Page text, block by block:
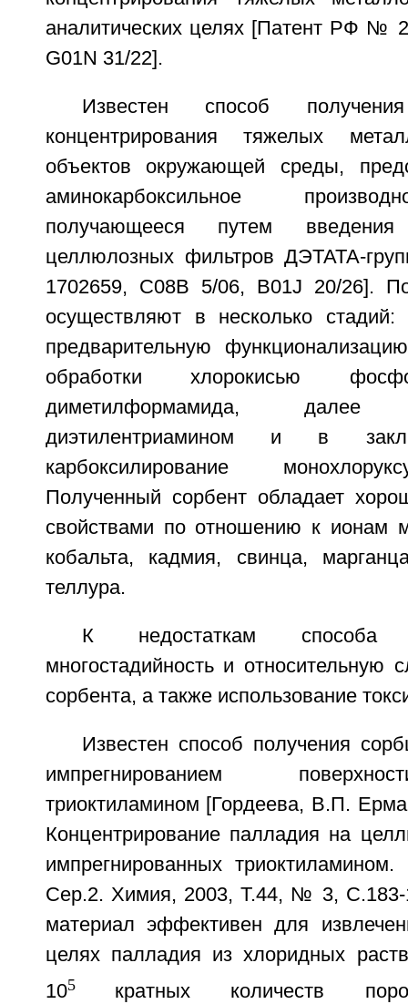
аналитических целях [Патент РФ №
G01N 31/22].
Известен способ
концентрирования тяжелых
объектов окружающей среды,
аминокарбоксильное
получающееся путем
целлюлозных фильтров ДЭТАТА-
1702659, С08В 5/06, B01J 20/26].
осуществляют в несколько
предварительную
обработки хлорокисью
диметилформамида,
диэтилентриамином и в
карбоксилирование
Полученный сорбент обладает
свойствами по отношению к ионам
кобальта, кадмия, свинца,
теллура.
К недостаткам способа
многостадийность и относительную
сорбента, а также использование
Известен способ получения
импрегнированием
триоктиламином [Гордеева, В.П.
Концентрирование палладия на
импрегнированных
Сер.2. Химия, 2003, Т.44, № 3,
материал эффективен для
целях палладия из хлоридных
105 кратных количеств